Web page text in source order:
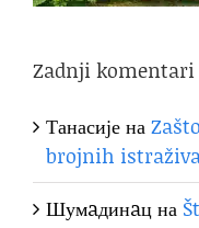
Zadnji komentari
Танасијена
brojnih
Шумaдинaцна